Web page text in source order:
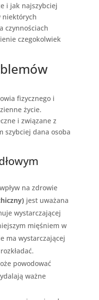
i jak najszybciej
niektórych
czynnościach
czegokolwiek
fizycznego i
życie.
i związane z
szybciej dana osoba
na zdrowie
jest uważana
wystarczającej
mięśniem w
ma wystarczającej
powodować
ważne